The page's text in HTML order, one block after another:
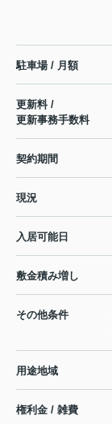
駐車場 / 月額
更新料 /
更新事務手数料
契約期間
現況
入居可能日
敷金積み増し
その他条件
用途地域
権利金 / 雑費